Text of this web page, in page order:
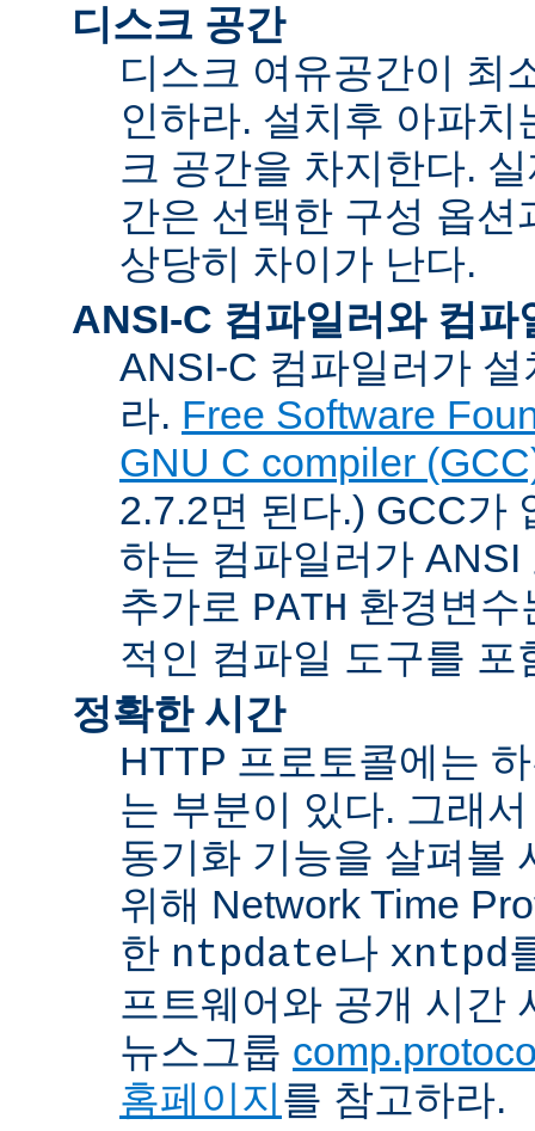
디스크 공간
디스크 여유공간이 최
인하라. 설치후 아파
크 공간을 차지한다.
간은 선택한 구성 옵
상당히 차이가 난다.
ANSI-C 컴파일러와 컴파
ANSI-C 컴파일러가
라. Free Software
GNU C compiler
2.7.2면 된다.) GCC가
하는 컴파일러가
추가로 PATH 환경변
적인 컴파일 도구를 포
정확한 시간
HTTP 프로토콜에는
는 부분이 있다. 그래
동기화 기능을 살펴볼
위해 Network Time
한 ntpdate나 xntpd
프트웨어와 공개 시간
뉴스그룹
홈페이지를 참고하라.